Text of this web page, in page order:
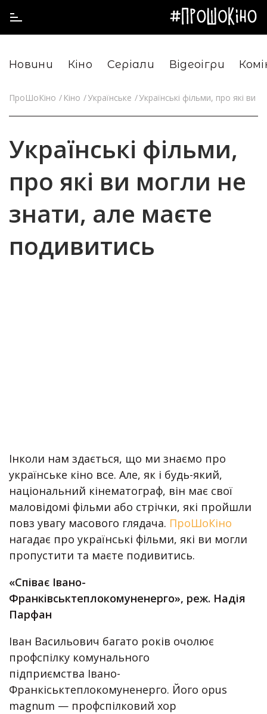
Новини Кіно Серіали Відеоігри
ПроШоКіно Кіно Українське Українські фільми, про які ви
Українські фільми,
про які ви могли не
знати, але маєте
подивитись
Інколи нам здається, що ми знаємо про
українське кіно все. Але, як і будь-який,
національний кінематограф, він має свої
маловідомі фільми або стрічки, які пройшли
повз увагу масового глядача. ПроШоКіно
нагадає про українські фільми, які ви могли
пропустити та маєте подивитись.
«Співає Івано-
Франківськтеплокомуненерго», реж. Надія
Парфан
Іван Васильович багато років очолює
профспілку комунального
підприємства Івано-
Франкіськтеплокомуненерго. Його opus
magnum — профспілковий хор